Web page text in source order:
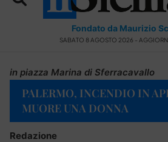
Fondato da Maurizio
SABATO 8 AGOSTO 2026 -
in piazza Marina di Sferracavallo
PALERMO, INCENDIO IN
MUORE UNA DONNA
Redazione